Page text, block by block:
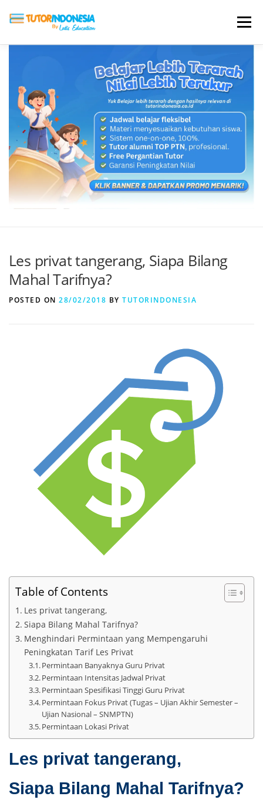
Menu
ABOUT US JADI PENGAJAR
BIAYA LES TESTIMONI PROFIL ALUMNI
BLOG DAFTAR SEKOLAH
Les privat tangerang, Siapa Bilang
Mahal Tarifnya?
POSTED ON 28/02/2018 BY TUTORINDONESIA
Table of Contents
Les privat tangerang,
Siapa Bilang Mahal Tarifnya?
Menghindari Permintaan yang Mempengaruhi
Peningkatan Tarif Les Privat
Permintaan Banyaknya Guru Privat
Permintaan Intensitas Jadwal Privat
Permintaan Spesifikasi Tinggi Guru Privat
Permintaan Fokus Privat (Tugas – Ujian Akhir Semester –
Ujian Nasional – SNMPTN)
Permintaan Lokasi Privat
Les privat tangerang,
Siapa Bilang Mahal Tarifnya?